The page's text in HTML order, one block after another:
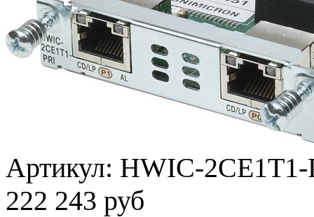
Артикул: HWIC-2CE1T1-
222 243 руб